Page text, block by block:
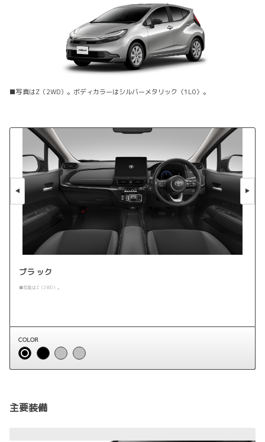
■写真はZ（2WD）。ボディカラーはシルバーメタリック〈1L0〉。
ブラック
■写真はZ（2WD）。
COLOR
主要装備